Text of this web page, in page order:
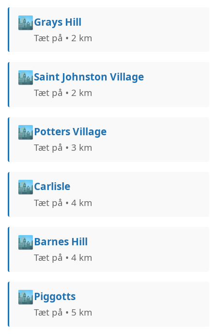
🏙️Grays Hill
Tæt på • 2 km
🏙️Saint Johnston Village
Tæt på • 2 km
🏙️Potters Village
Tæt på • 3 km
🏙️Carlisle
Tæt på • 4 km
🏙️Barnes Hill
Tæt på • 4 km
🏙️Piggotts
Tæt på • 5 km